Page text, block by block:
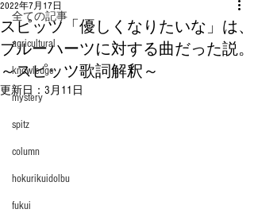
全ての記事
agricultural
knowledge
mystery
spitz
column
hokurikuidolbu
fukui
スピッツ「優しくなりたいな」は、
ブルーハーツに対する曲だった説。
～スピッツ歌詞解釈～
2022年7月17日
更新日： 3月11日